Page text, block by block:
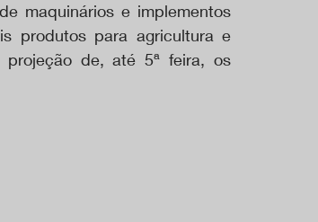
maquinários e implementos
produtos para agricultura e
de, até 5ª feira, os